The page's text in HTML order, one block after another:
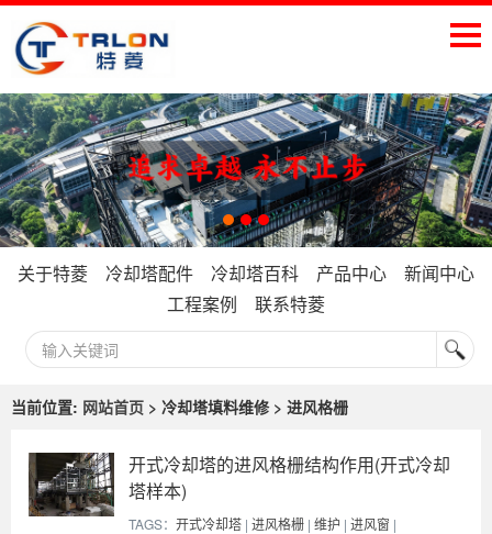
关于特菱 冷却塔配件 冷却塔百科 产品中心
新闻中心
工程案例
联系特菱
当前位置: 网站首页 > 冷却塔填料维修 > 进风格栅
开式冷却塔的进风格栅结构作用(开式冷却
塔样本)
TAGS： 开式冷却塔 | 进风格栅 | 维护 | 进风窗 |